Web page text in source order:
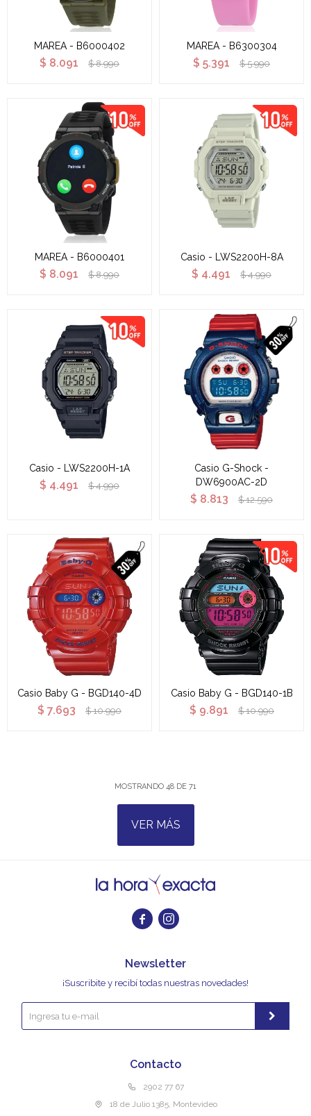
MAREA - B6000402
$ 8.091 $ 8.990
MAREA - B6300304
$ 5.391 $ 5.990
MAREA - B6000401
$ 8.091 $ 8.990
Casio - LWS2200H-8A
$ 4.491 $ 4.990
Casio - LWS2200H-1A
$ 4.491 $ 4.990
Casio G-Shock -
DW6900AC-2D
$ 8.813 $ 12.590
Casio Baby G - BGD140-4D
$ 7.693 $ 10.990
Casio Baby G - BGD140-1B
$ 9.891 $ 10.990
MOSTRANDO 48 DE 71
VER MÁS
 
Contacto
2902 77 67
18 de Julio 1385, Montevideo
Newsletter
¡Suscribite y recibí todas nuestras novedades!